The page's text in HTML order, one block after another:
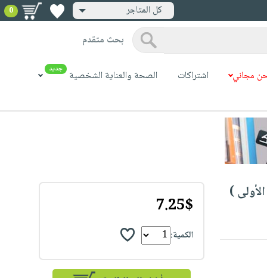
كل المتاجر 0
بحث متقدم
مجاني اشتراكات الصحة والعناية الشخصية جديد
7.25$
الكمية: